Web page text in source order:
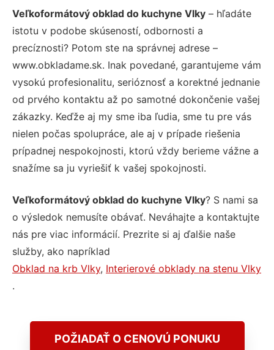
Veľkoformátový obklad do kuchyne Vlky – hľadáte
istotu v podobe skúseností, odbornosti a
precíznosti? Potom ste na správnej adrese –
www.obkladame.sk. Inak povedané, garantujeme vám
vysokú profesionalitu, serióznosť a korektné jednanie
od prvého kontaktu až po samotné dokončenie vašej
zákazky. Keďže aj my sme iba ľudia, sme tu pre vás
nielen počas spolupráce, ale aj v prípade riešenia
prípadnej nespokojnosti, ktorú vždy berieme vážne a
snažíme sa ju vyriešiť k vašej spokojnosti.
Veľkoformátový obklad do kuchyne Vlky? S nami sa
o výsledok nemusíte obávať. Neváhajte a kontaktujte
nás pre viac informácií. Prezrite si aj ďalšie naše
služby, ako napríklad
Obklad na krb Vlky, Interierové obklady na stenu Vlky
.
POŽIADAŤ O CENOVÚ PONUKU